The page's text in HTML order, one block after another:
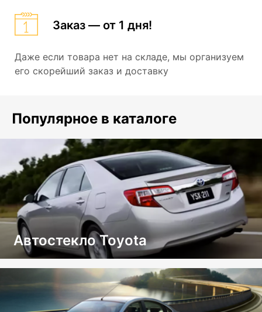
Заказ — от 1 дня!
Даже если товара нет на складе, мы организуем
его скорейший заказ и доставку
Популярное в каталоге
Автостекло Toyota